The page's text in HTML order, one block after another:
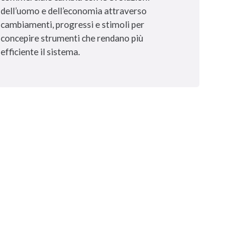
dell’uomo e dell’economia attraverso
cambiamenti, progressi e stimoli per
concepire strumenti che rendano più
efficiente il sistema.